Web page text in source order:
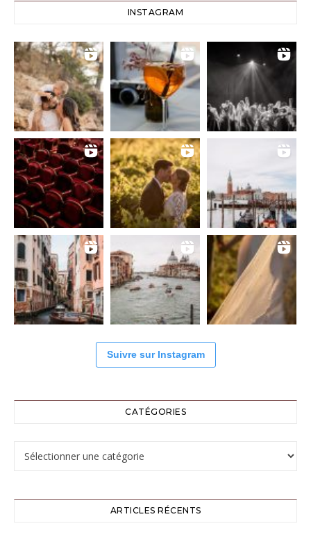
INSTAGRAM
Suivre sur Instagram
CATÉGORIES
Catégories
ARTICLES RÉCENTS